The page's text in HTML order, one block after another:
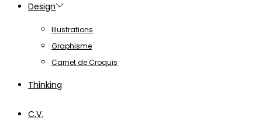
Design
Illustrations
Graphisme
Carnet de Croquis
Thinking
C.V.